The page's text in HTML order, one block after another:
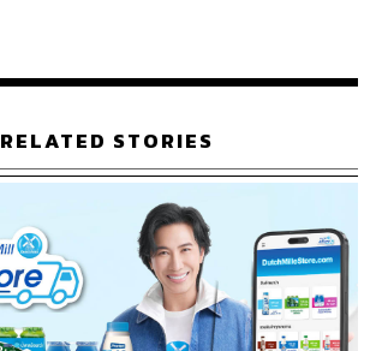
Photo: asiola.co.th
RELATED STORIES